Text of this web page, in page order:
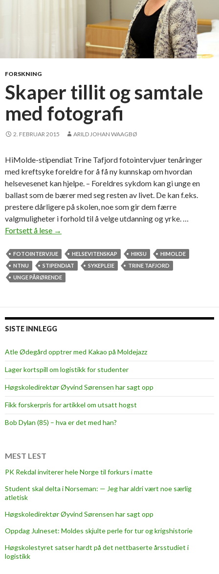
FORSKNING
Skaper tillit og samtale
med fotografi
2. FEBRUAR 2015 ARILD JOHAN WAAGBØ
HiMolde-stipendiat Trine Tafjord fotointervjuer tenåringer
med kreftsyke foreldre for å få ny kunnskap om hvordan
helsevesenet kan hjelpe. – Foreldres sykdom kan gi unge en
ballast som de bærer med seg resten av livet. De kan f.eks.
prestere dårligere på skolen, noe som gir dem færre
valgmuligheter i forhold til å velge utdanning og yrke. …
Fortsett å lese S
a
p
e
l
t
o
s
a
m
m
e
f
t
o
→
FOTOINTERVJUE HELSEVITENSKAP HIKSU
HIMOLDE
NTNU
STIPENDIAT SYKEPLEIE
TRINE TAFJORD
UNGE PÅRØRENDE
SISTE INNLEGG
Atle Ødegård opptrer med Kakao på Moldejazz
Lager kortspill om logistikk for studenter
Høgskoledirektør Øyvind Sørensen har sagt opp
Fikk forskerpris for artikkel om utsatt hogst
Bob Dylan (85) – hva er det med han?
MEST LEST
PK Rekdal inviterer hele Norge til forkurs i matte
Student skal delta i Norseman: — Jeg har aldri vært noe særlig
atletisk
Høgskoledirektør Øyvind Sørensen har sagt opp
Oppdag Julneset: Moldes skjulte perle for tur og krigshistorie
Høgskolestyret satser hardt på det nettbaserte årsstudiet i
logistikk